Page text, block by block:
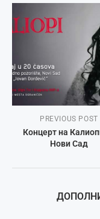
PREVIOUS POST
Концерт на
Нови Сад